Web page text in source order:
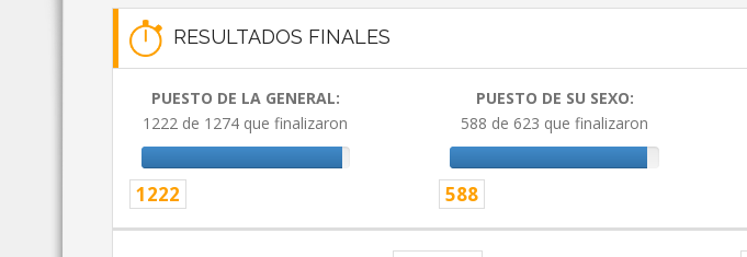
RESULTADOS FINALES
PUESTO DE LA GENERAL:
1222 de 1274 que finalizaron
1222
PUESTO DE SU SEXO:
588 de 623 que finalizaron
588